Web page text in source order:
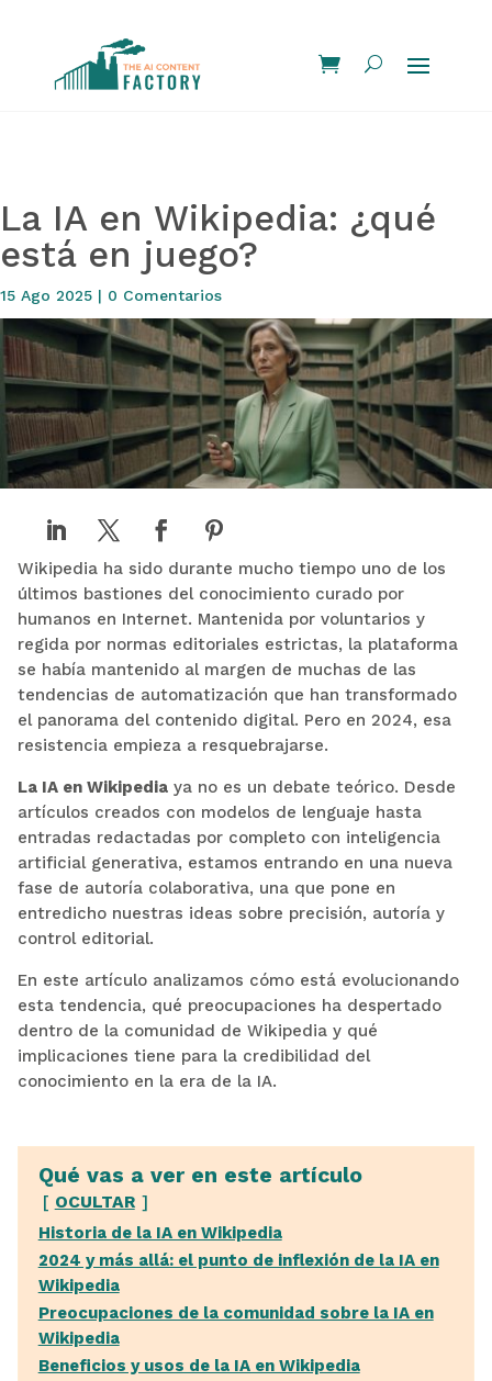
La IA en Wikipedia: ¿qué
está en juego?
15 Ago 2025 | 0 Comentarios
Wikipedia ha sido durante mucho tiempo uno de los
últimos bastiones del conocimiento curado por
humanos en Internet. Mantenida por voluntarios y
regida por normas editoriales estrictas, la plataforma
se había mantenido al margen de muchas de las
tendencias de automatización que han transformado
el panorama del contenido digital. Pero en 2024, esa
resistencia empieza a resquebrajarse.
La IA en Wikipediaya no es un debate teórico. Desde
artículos creados con modelos de lenguaje hasta
entradas redactadas por completo con inteligencia
artificial generativa, estamos entrando en una nueva
fase de autoría colaborativa, una que pone en
entredicho nuestras ideas sobre precisión, autoría y
control editorial.
En este artículo analizamos cómo está evolucionando
esta tendencia, qué preocupaciones ha despertado
dentro de la comunidad de Wikipedia y qué
implicaciones tiene para la credibilidad del
conocimiento en la era de la IA.
Qué vas a ver en este artículo
OCULTAR
Historia de la IA en Wikipedia
2024 y más allá: el punto de inflexión de la IA en
Wikipedia
Preocupaciones de la comunidad sobre la IA en
Wikipedia
Beneficios y usos de la IA en Wikipedia